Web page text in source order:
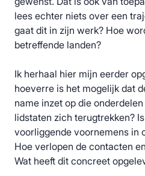
lees echter niets over een
gaat dit in zijn werk? Hoe
betreffende landen?
Ik herhaal hier mijn eerder
hoeverre is het mogelijk dat
name inzet op die
lidstaten zich terugtrekken?
voorliggende voornemens in
Hoe verlopen de contacten
Wat heeft dit concreet